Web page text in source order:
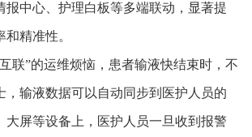
报中心、护理白板等多端联动，显著提
精准性。
联”的运维烦恼，患者输液快结束时，不
，输液数据可以自动同步到医护人员的
大屏等设备上，医护人员一旦收到报警